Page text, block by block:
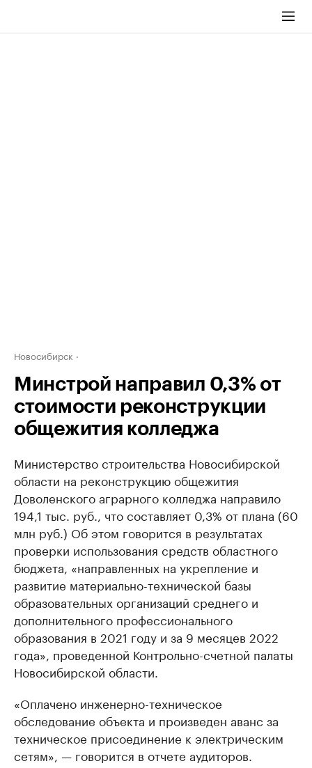
Новосибирск
Минстрой направил 0,3% от
стоимости реконструкции
общежития колледжа
Министерство строительства Новосибирской
области на реконструкцию общежития
Доволенского аграрного колледжа направило
194,1 тыс. руб., что составляет 0,3% от плана (60
млн руб.) Об этом говорится в результатах
проверки использования средств областного
бюджета, «направленных на укрепление и
развитие материально-технической базы
образовательных организаций среднего и
дополнительного профессионального
образования в 2021 году и за 9 месяцев 2022
года», проведенной Контрольно-счетной палаты
Новосибирской области.
«Оплачено инженерно-техническое
обследование объекта и произведен аванс за
техническое присоединение к электрическим
сетям», — говорится в отчете аудиторов.